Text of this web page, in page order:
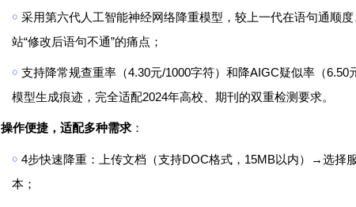
￮ 采用第六代人工智能神经网络降重模型，较上一代在语句通顺
站“修改后语句不通”的痛点；
￮ 支持降常规查重率（4.30元/1000字符）和降AIGC疑似率（6.50
模型生成痕迹，完全适配2024年高校、期刊的双重检测要求。
操作便捷，适配多种需求 ：
￮ 4步快速降重：上传文档（支持DOC格式， 15MB以内） →选择
本；